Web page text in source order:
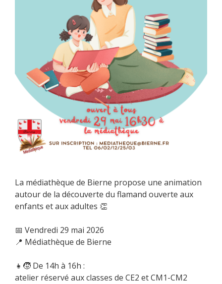
La médiathèque de Bierne propose une animation
autour de la découverte du flamand ouverte aux
enfants et aux adultes 👏
📅 Vendredi 29 mai 2026
📍 Médiathèque de Bierne
👧🧒 De 14h à 16h :
atelier réservé aux classes de CE2 et CM1-CM2